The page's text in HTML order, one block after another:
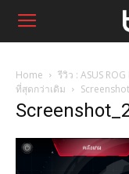
Home
รีวิว : ASUS
ที่สุดกว่าเดิม